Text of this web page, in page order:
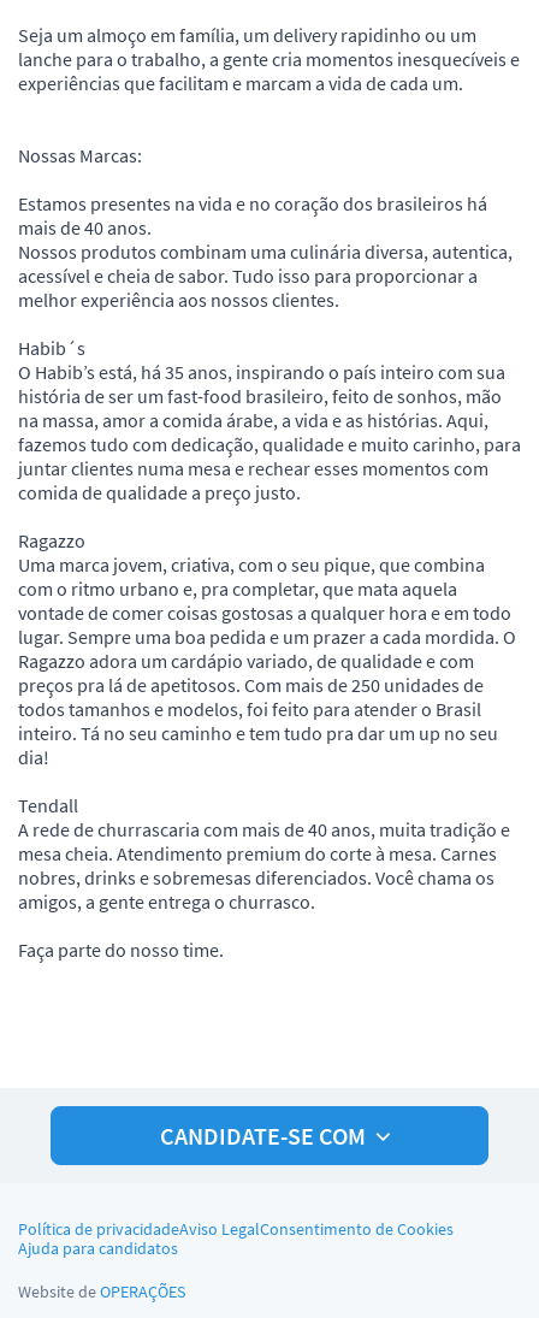
Seja um almoço em família, um delivery rapidinho ou um
lanche para o trabalho, a gente cria momentos inesquecíveis e
experiências que facilitam e marcam a vida de cada um.
Nossas Marcas:
Estamos presentes na vida e no coração dos brasileiros há
mais de 40 anos.
Nossos produtos combinam uma culinária diversa, autentica,
acessível e cheia de sabor. Tudo isso para proporcionar a
melhor experiência aos nossos clientes.
Habib´s
O Habib’s está, há 35 anos, inspirando o país inteiro com sua
história de ser um fast-food brasileiro, feito de sonhos, mão
na massa, amor a comida árabe, a vida e as histórias. Aqui,
fazemos tudo com dedicação, qualidade e muito carinho, para
juntar clientes numa mesa e rechear esses momentos com
comida de qualidade a preço justo.
Ragazzo
Uma marca jovem, criativa, com o seu pique, que combina
com o ritmo urbano e, pra completar, que mata aquela
vontade de comer coisas gostosas a qualquer hora e em todo
lugar. Sempre uma boa pedida e um prazer a cada mordida. O
Ragazzo adora um cardápio variado, de qualidade e com
preços pra lá de apetitosos. Com mais de 250 unidades de
todos tamanhos e modelos, foi feito para atender o Brasil
inteiro. Tá no seu caminho e tem tudo pra dar um up no seu
dia!
Tendall
A rede de churrascaria com mais de 40 anos, muita tradição e
mesa cheia. Atendimento premium do corte à mesa. Carnes
nobres, drinks e sobremesas diferenciados. Você chama os
amigos, a gente entrega o churrasco.
Faça parte do nosso time.
CANDIDATE-SE COM
Política de privacidadeAviso LegalConsentimento de Cookies
Ajuda para candidatos
Website deOPERAÇÕES